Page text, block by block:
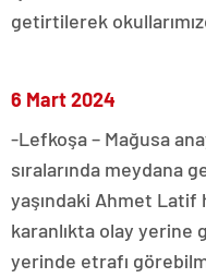
getirtilerek
6 Mart 2024
-Lefkoşa – Mağusa
sıralarında meydana
yaşındaki Ahmet Latif
karanlıkta olay yerine
yerinde etrafı